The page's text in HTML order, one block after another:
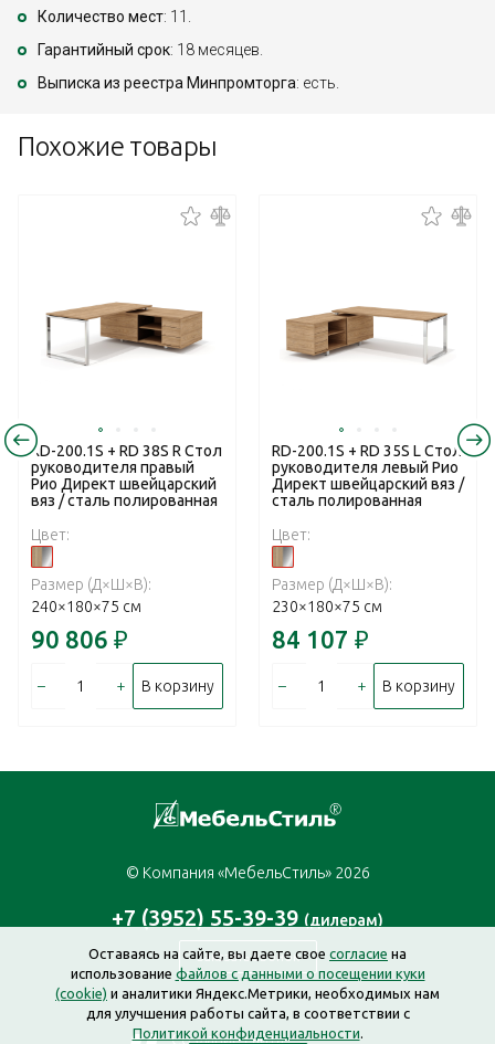
Количество мест: 11.
Гарантийный срок: 18 месяцев.
Выписка из реестра Минпромторга: есть.
Похожие товары
RD-200.1S + RD 38S R Стол
руководителя правый
Рио Директ швейцарский
вяз / сталь полированная
Цвет:
Размер (Д×Ш×В):
240×180×75 см
90 806 ₽
– + В корзину
RD-200.1S + RD 35S L Стол
руководителя левый Рио
Директ швейцарский вяз /
сталь полированная
Цвет:
Размер (Д×Ш×В):
230×180×75 см
84 107 ₽
– + В корзину
© Компания «МебельСтиль» 2026
+7 (3952) 55-39-39 (дилерам)
Заказать звонок
Создание сайта —
Оставаясь на сайте, вы даете свое согласие на
использование файлов с данными о посещении куки
(cookie) и аналитики Яндекс.Метрики, необходимых нам
для улучшения работы сайта, в соответствии с
Политикой конфиденциальности.